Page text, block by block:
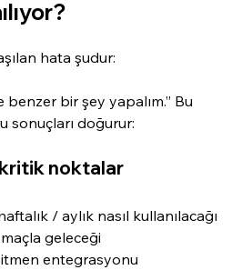
hata şudur:
benzer bir şey yapalım.” Bu
sonuçları doğurur:
kritik noktalar
/ aylık nasıl kullanılacağı
geleceği
entegrasyonu